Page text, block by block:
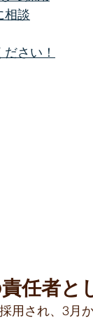
相談
さい！
任者と
用され、3月